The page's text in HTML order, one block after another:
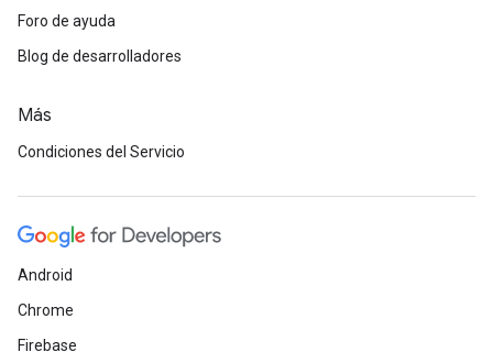
Foro de ayuda
Blog de desarrolladores
Más
Condiciones del Servicio
Android
Chrome
Firebase